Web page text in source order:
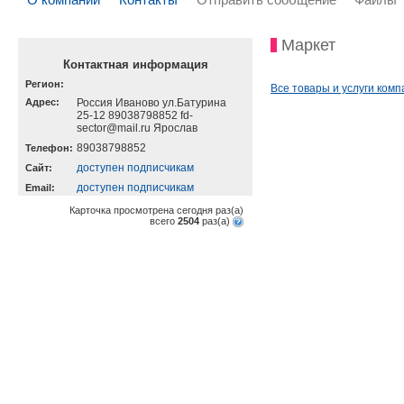
Контактная информация
Регион:
Адрес:
Россия Иваново ул.Батурина
25-12 89038798852 fd-
sector@mail.ru Ярослав
Телефон: 89038798852
Cайт: доступен подписчикам
Email: доступен подписчикам
Карточка просмотрена сегодня раз(a)
всего 2504 раз(a)
Маркет
Все товары и услуги